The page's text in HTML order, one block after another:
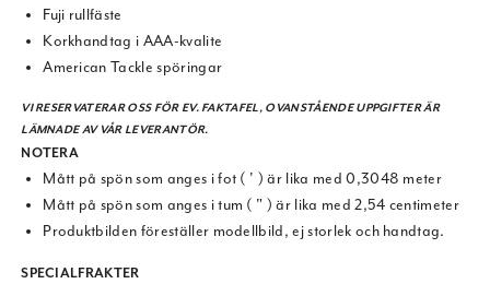
Fuji rullfäste
Korkhandtag i AAA-kvalite
American Tackle spöringar
VI RESERVATERAR OSS FÖR EV. FAKTAFEL, OVANSTÅENDE UPPGIFTER ÄR
LÄMNADE AV VÅR LEVERANTÖR.
NOTERA
Mått på spön som anges i fot ( ' ) är lika med 0,3048 meter
Mått på spön som anges i tum ( " ) är lika med 2,54 centimeter
Produktbilden föreställer modellbild, ej storlek och handtag.
SPECIALFRAKTER